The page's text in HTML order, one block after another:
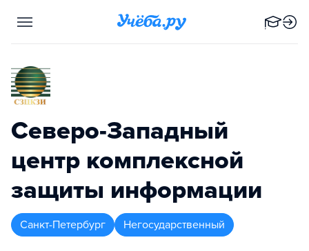
Северо-Западный
центр комплексной
защиты информации
Санкт-Петербург Негосударственный